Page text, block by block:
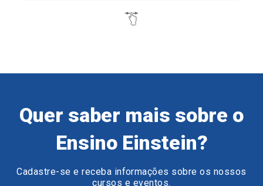
Quer saber mais sobre o
Ensino Einstein?
Cadastre-se e receba informações sobre os nossos
cursos e eventos.